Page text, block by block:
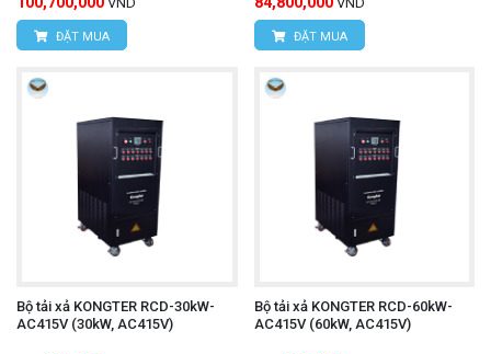
ĐẶT MUA ĐẶT MUA
Bộ tải xả KONGTER RCD-30kW-
AC415V (30kW, AC415V)
Bộ tải xả KONGTER RCD-60kW-
AC415V (60kW, AC415V)